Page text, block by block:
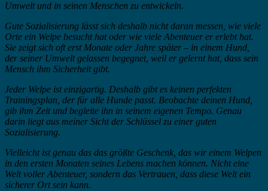
Umwelt und in seinen Menschen zu entwickeln.
Gute Sozialisierung lässt sich deshalb nicht daran messen, wie viele
Orte ein Welpe besucht hat oder wie viele Abenteuer er erlebt hat.
Sie zeigt sich oft erst Monate oder Jahre später – in einem Hund,
der seiner Umwelt gelassen begegnet, weil er gelernt hat, dass sein
Mensch ihm Sicherheit gibt.
Jeder Welpe ist einzigartig. Deshalb gibt es keinen perfekten
Trainingsplan, der für alle Hunde passt. Beobachte deinen Hund,
gib ihm Zeit und begleite ihn in seinem eigenen Tempo. Genau
darin liegt aus meiner Sicht der Schlüssel zu einer guten
Sozialisierung.
Vielleicht ist genau das das größte Geschenk, das wir einem Welpen
in den ersten Monaten seines Lebens machen können. Nicht eine
Welt voller Abenteuer, sondern das Vertrauen, dass diese Welt ein
sicherer Ort sein kann.